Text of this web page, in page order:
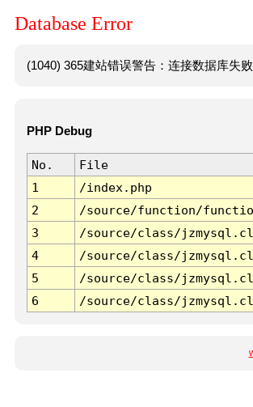
Database Error
(1040) 365建站错误警告：连接数据库失
PHP Debug
No. File
1
/index.php
2
/source/function/
3
/source/class/
4
/source/class/
5
/source/class/
6
/source/class/